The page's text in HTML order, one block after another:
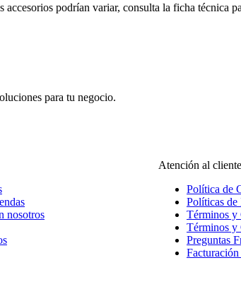
podrían variar, consulta la ficha técnica
para tu negocio.
nosotros
Atención al cliente
Política de
Políticas de
Términos y
Términos y
Preguntas